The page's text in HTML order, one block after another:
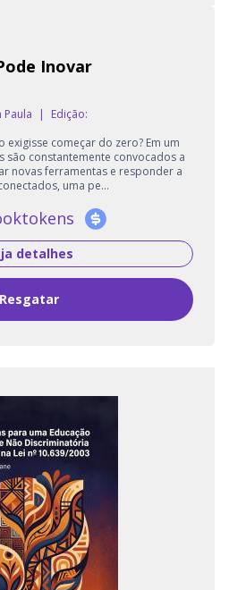
Inovar
Paula |
Edição:
exigisse começar do zero? Em um
constantemente convocados a
novas ferramentas e responder a
uma pe...
detalhes
Resgatar